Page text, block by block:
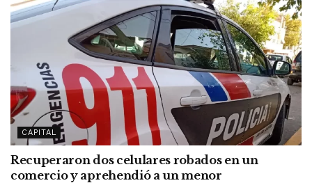
CAPITAL
Recuperaron dos celulares robados en un
comercio y aprehendió a un menor